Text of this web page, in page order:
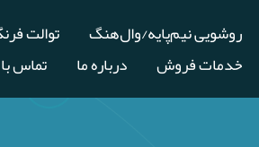
روشویی نیم‌پایه/وال‌هنگ توالت
خدمات فروش
درباره ما تماس